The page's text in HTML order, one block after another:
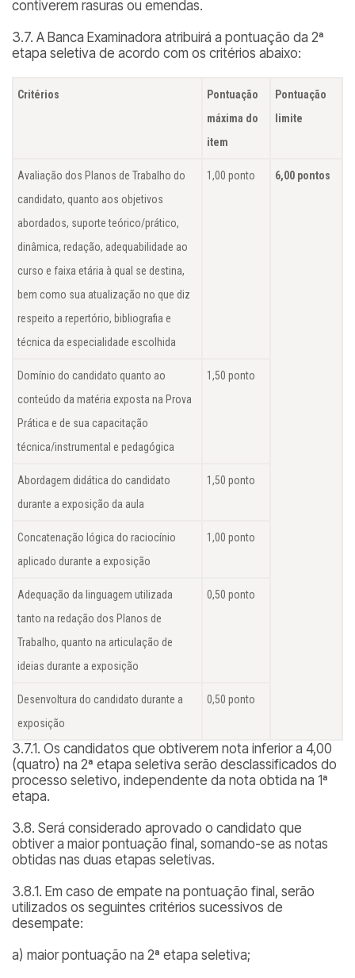
contiverem rasuras ou emendas.
3.7. A Banca Examinadora atribuirá a pontuação da 2ª
etapa seletiva de acordo com os critérios abaixo:
Critérios
Pontuação
máxima do
item
Pontuação
limite
Avaliação dos Planos de Trabalho do
candidato, quanto aos objetivos
abordados, suporte teórico/prático,
dinâmica, redação, adequabilidade ao
curso e faixa etária à qual se destina,
bem como sua atualização no que diz
respeito a repertório, bibliografia e
técnica da especialidade escolhida
1,00 ponto 6,00 pontos
Domínio do candidato quanto ao
conteúdo da matéria exposta na Prova
Prática e de sua capacitação
técnica/instrumental e pedagógica
1,50 ponto
Abordagem didática do candidato
durante a exposição da aula
1,50 ponto
Concatenação lógica do raciocínio
aplicado durante a exposição
1,00 ponto
Adequação da linguagem utilizada
tanto na redação dos Planos de
Trabalho, quanto na articulação de
ideias durante a exposição
0,50 ponto
Desenvoltura do candidato durante a
exposição
0,50 ponto
3.7.1. Os candidatos que obtiverem nota inferior a 4,00
(quatro) na 2ª etapa seletiva serão desclassificados do
processo seletivo, independente da nota obtida na 1ª
etapa.
3.8. Será considerado aprovado o candidato que
obtiver a maior pontuação final, somando-se as notas
obtidas nas duas etapas seletivas.
3.8.1. Em caso de empate na pontuação final, serão
utilizados os seguintes critérios sucessivos de
desempate:
a) maior pontuação na 2ª etapa seletiva;